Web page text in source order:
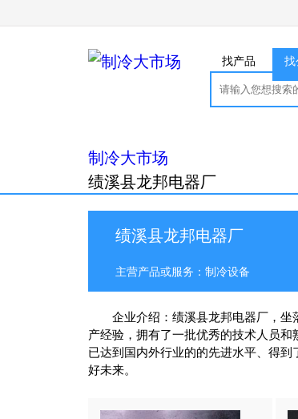
找产品 找
制冷大市场
绩溪县龙邦电器厂
绩溪县龙邦电器厂
主营产品或服务：制冷设备
企业介绍： 绩溪县龙邦电器厂 ，
产经验，拥有了一批优秀的技术人员
已达到国内外行业的的先进水平、得
好未来。